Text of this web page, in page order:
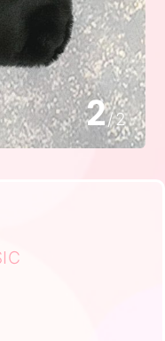
2/2